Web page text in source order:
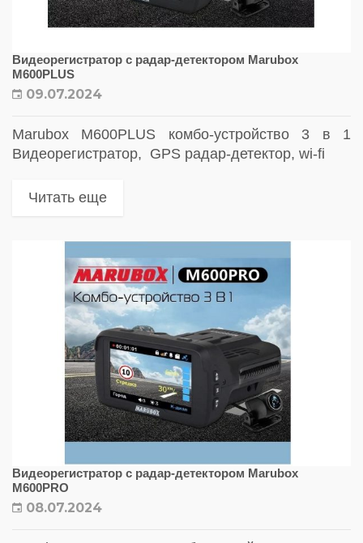
Видеорегистратор с радар-детектором Marubox
M600PLUS
09.07.2024
Marubox M600PLUS комбо-устройство 3 в 1
Видеорегистратор, GPS радар-детектор, wi-fi
Читать еще
Видеорегистратор с радар-детектором Marubox
M600PRO
08.07.2024